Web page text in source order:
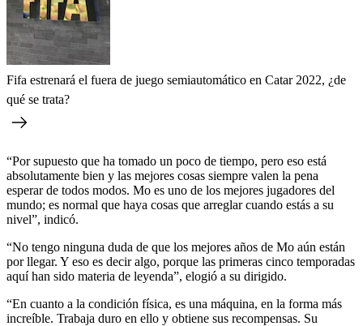
Fifa estrenará el fuera de juego semiautomático en Catar 2022, ¿de
qué se trata?
“Por supuesto que ha tomado un poco de tiempo, pero eso está
absolutamente bien y las mejores cosas siempre valen la pena
esperar de todos modos. Mo es uno de los mejores jugadores del
mundo; es normal que haya cosas que arreglar cuando estás a su
nivel”, indicó.
“No tengo ninguna duda de que los mejores años de Mo aún están
por llegar. Y eso es decir algo, porque las primeras cinco temporadas
aquí han sido materia de leyenda”, elogió a su dirigido.
“En cuanto a la condición física, es una máquina, en la forma más
increíble. Trabaja duro en ello y obtiene sus recompensas. Su